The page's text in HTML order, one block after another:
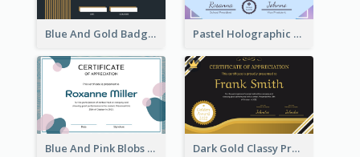
Blue And Gold Badge Appreciation Certificate Pastel Holographic Certificate Of Appreciation
Blue And Pink Blobs Plain Certificate Dark Gold Classy Professional Certificate Design